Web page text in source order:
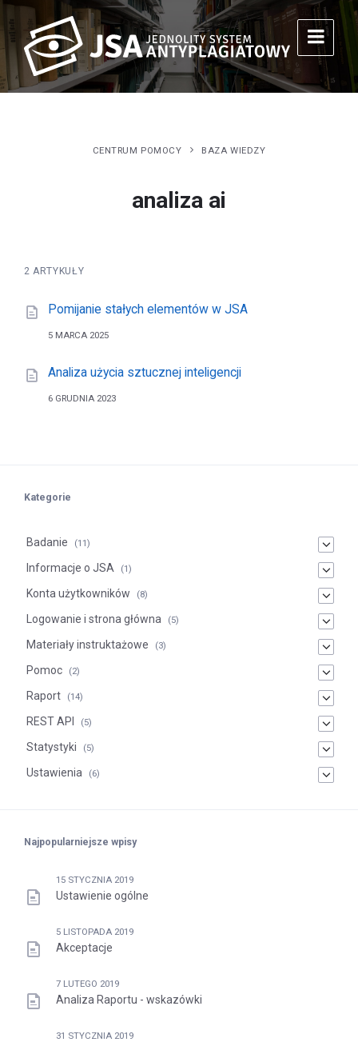
CENTRUM POMOCY BAZA WIEDZY
analiza ai
2 ARTYKUŁY
Pomijanie stałych elementów w JSA
5 MARCA 2025
Analiza użycia sztucznej inteligencji
6 GRUDNIA 2023
Kategorie
Badanie (11)
Informacje o JSA (1)
Konta użytkowników (8)
Logowanie i strona główna (5)
Materiały instruktażowe (3)
Pomoc (2)
Raport (14)
REST API (5)
Statystyki (5)
Ustawienia (6)
Najpopularniejsze wpisy
15 STYCZNIA 2019
Ustawienie ogólne
5 LISTOPADA 2019
Akceptacje
7 LUTEGO 2019
Analiza Raportu - wskazówki
31 STYCZNIA 2019